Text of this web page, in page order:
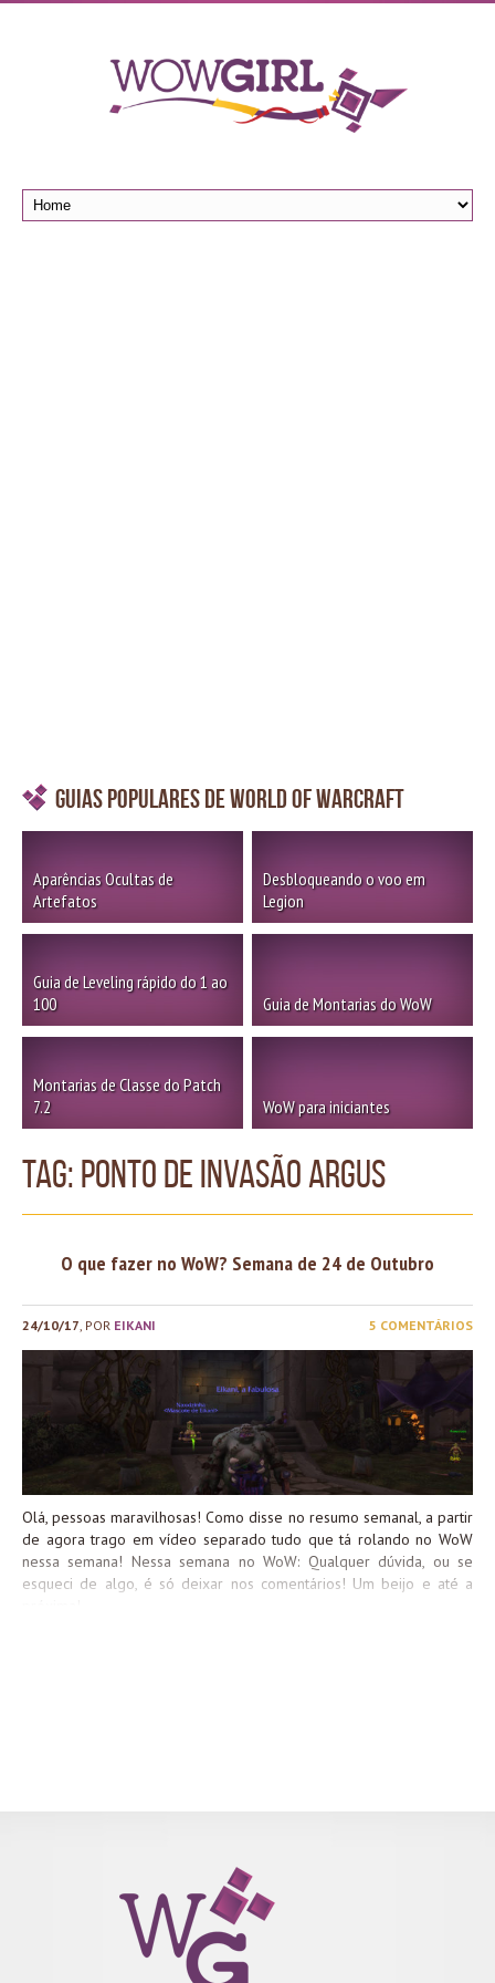
Guias Populares de World of Warcraft
Aparências Ocultas de
Artefatos
Desbloqueando o voo em
Legion
Guia de Leveling rápido do 1 ao
100
Guia de Montarias do WoW
Montarias de Classe do Patch
7.2
WoW para iniciantes
TAG: ponto de invasão argus
O que fazer no WoW? Semana de 24 de Outubro
24/10/17, POR EIKANI 5 COMENTÁRIOS
Olá, pessoas maravilhosas! Como disse no resumo semanal, a partir
de agora trago em vídeo separado tudo que tá rolando no WoW
nessa semana! Nessa semana no WoW: Qualquer dúvida, ou se
esqueci de algo, é só deixar nos comentários! Um beijo e até a